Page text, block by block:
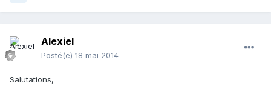
Alexiel
Posté(e) 18 mai 2014
Salutations,